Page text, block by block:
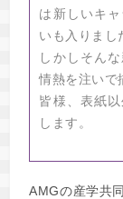
は新しいキ
いも入りまし
しかしそん
情熱を注いで
皆様、表紙
します。
AMGの産学共